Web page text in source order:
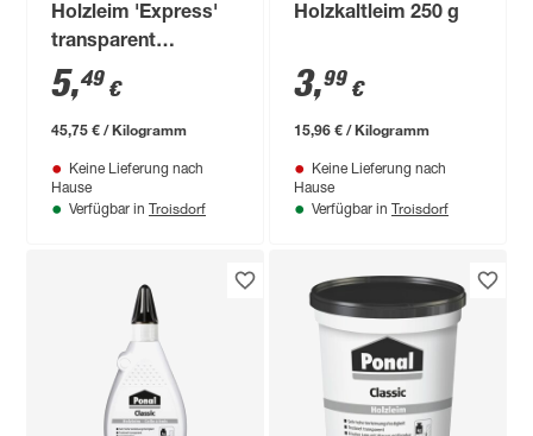
Holzleim 'Express'
transparent
trocknend 120 g
5,49 €
45,75 € / Kilogramm
Keine Lieferung nach
Hause
Verfügbar in Troisdorf
Holzkaltleim 250 g
3,99 €
15,96 € / Kilogramm
Keine Lieferung nach
Hause
Verfügbar in Troisdorf